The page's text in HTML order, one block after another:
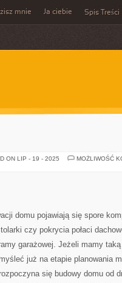
mnie Ja ciebie Spis Treści
ON LIP - 19 - 2025
MOŻLIWOŚĆ
domu pojawiają się spore
czy pokrycia połaci
garażowej. Jeżeli mamy
już na etapie planowania
się budowy domu od